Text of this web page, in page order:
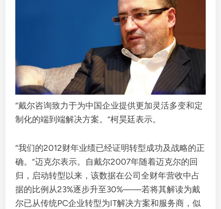
“戴尔咨询致力于为中国企业提供更加灵活多变和定
制化的端到端解决方案。”柯昊廷表示。
“我们的2012财年业绩已经证明转型成功及战略的正
确。”迈克尔表示。自戴尔2007年随着迈克尔的回
归，启动转型以来，该数据在公司全财年营收中占
据的比例从23%逐步升至30%——若将其解读为戴
尔已从传统PC企业转型为IT解决方案和服务商，似